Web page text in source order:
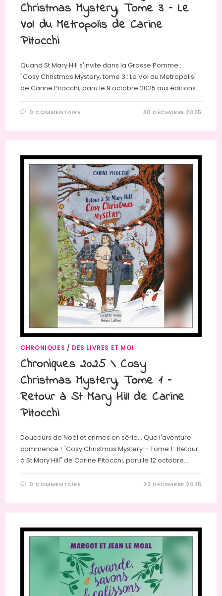
Christmas Mystery, Tome 3 – Le
Vol du Metropolis de Carine
Pitocchi
Quand St Mary Hill s'invite dans la Grosse Pomme :
"Cosy Christmas Mystery, tome 3 : Le Vol du Metropolis"
de Carine Pitocchi, paru le 9 octobre 2025 aux éditions…
0 COMMENTAIRE 30 DÉCEMBRE 2025
CHRONIQUES / DES LIVRES ET MOI
Chroniques 2025 \ Cosy
Christmas Mystery, Tome 1 –
Retour à St Mary Hill de Carine
Pitocchi
Douceurs de Noël et crimes en série... Que l'aventure
commence ! "Cosy Christmas Mystery – Tome 1 : Retour
à St Mary Hill" de Carine Pitocchi, paru le 12 octobre…
0 COMMENTAIRE 23 DÉCEMBRE 2025